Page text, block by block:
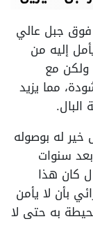
فوق جبل عالي
إليه من
ولكن مع
مما يزيد
له بوصوله
سنوات
كان هذا
بأن لا يأمن
به حتى لا